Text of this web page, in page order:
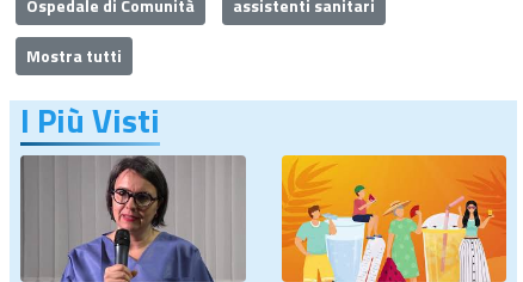
Ospedale di Comunità
assistenti sanitari
Mostra tutti
I Più Visti